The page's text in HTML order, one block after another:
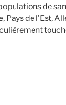
de
Pays de l’Est,